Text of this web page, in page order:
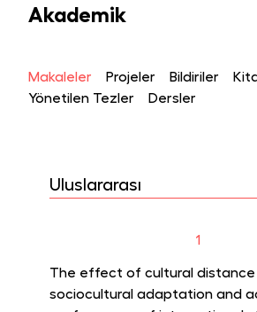
Akademik
Makaleler Projeler Bildiriler
Yönetilen Tezler
Dersler
Uluslararası
1
The effect of cultural distance
sociocultural adaptation and